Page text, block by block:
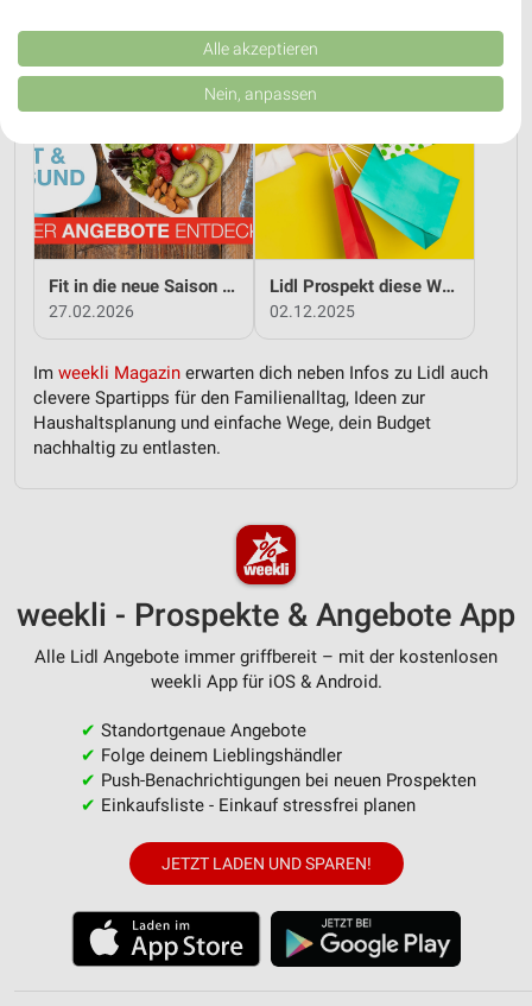
Ostern mit Lidl genießen Von Anfang an clever sparen mit Lidl
14.01.2026
Fit in die neue Saison - mit Lidl!
27.02.2026
Lidl Prospekt diese Woche
02.12.2025
Im weekli Magazin erwarten dich neben Infos zu Lidl auch
clevere Spartipps für den Familienalltag, Ideen zur
Haushaltsplanung und einfache Wege, dein Budget
nachhaltig zu entlasten.
weekli - Prospekte & Angebote App
Alle Lidl Angebote immer griffbereit – mit der kostenlosen
weekli App für iOS & Android.
✔ Standortgenaue Angebote
✔ Folge deinem Lieblingshändler
✔ Push-Benachrichtigungen bei neuen Prospekten
✔ Einkaufsliste - Einkauf stressfrei planen
JETZT LADEN UND SPAREN!
Kombinationen von Daten aus verschiedenen Quellen. Entwicklung und
Verbesserung der Angebote. Verwendung reduzierter Daten zur Auswahl
von Inhalten.
Daten können außerhalb der Europäischen Union weitergegeben und in die
Website/App.
Partnerliste anzeigen (1 IAB-Anbieter)
Wir nutzen Ihre Daten für folgende Zwecke:
IAB-Verarbeitungszwecke:
Speichern von oder Zugriff auf Informationen
auf einem Endgerät
Werbeanzeigen
Erstellung von Profilen für personalisierte
Werbung
Erstellung von Profilen zur Personalisierung
Verwendung von Profilen zur Auswahl
Messung der Werbeleistung
Messung der Performance von Inhalten
Analyse von Zielgruppen durch Statistiken oder
Kombinationen von Daten aus verschiedenen
Entwicklung und Verbesserung der Angebote
Verwendung reduzierter Daten zur Auswahl von
Inhalten
Alle akzeptieren
Nein, anpassen